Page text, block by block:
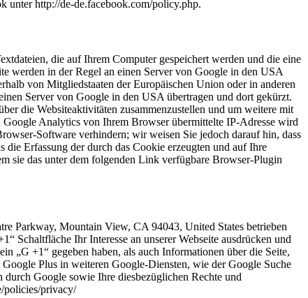
unter http://de-de.facebook.com/policy.php.
die auf Ihrem Computer gespeichert werden und die eine
werden in der Regel an einen Server von Google in den USA
von Mitgliedstaaten der Europäischen Union oder in anderen
Server von Google in den USA übertragen und dort gekürzt.
die Websiteaktivitäten zusammenzustellen und um weitere mit
Analytics von Ihrem Browser übermittelte IP-Adresse wird
Software verhindern; wir weisen Sie jedoch darauf hin, dass
Erfassung der durch das Cookie erzeugten und auf Ihre
sie das unter dem folgenden Link verfügbare Browser-Plugin
Parkway, Mountain View, CA 94043, United States betrieben
Schaltfläche Ihr Interesse an unserer Webseite ausdrücken und
„G +1“ gegeben haben, als auch Informationen über die Seite,
Plus in weiteren Google-Diensten, wie der Google Suche
Google sowie Ihre diesbezüglichen Rechte und
policies/privacy/